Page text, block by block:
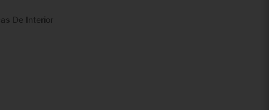
De Interior